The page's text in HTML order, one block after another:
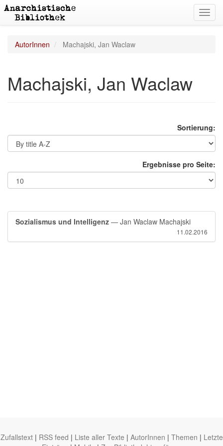
AutorInnen Machajski, Jan Waclaw
Machajski, Jan Waclaw
Sortierung:
Ergebnisse pro Seite:
Sozialismus und Intelligenz — Jan Waclaw Machajski
11.02.2016
Zufallstext | RSS feed | Liste aller Texte | AutorInnen | Themen | Letzte